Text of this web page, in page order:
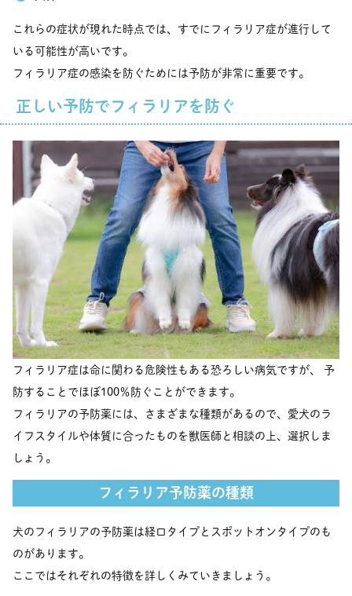
これらの症状が現れた時点では、すでにフィラリア症が進行して
いる可能性が高いです。
フィラリア症の感染を防ぐためには予防が非常に重要です。
正しい予防でフィラリアを防ぐ
フィラリア症は命に関わる危険性もある恐ろしい病気ですが、 予
防することでほぼ100％防ぐことができます。
フィラリアの予防薬には、さまざまな種類があるので、愛犬のラ
イフスタイルや体質に合ったものを獣医師と相談の上、選択しま
しょう。
フィラリア予防薬の種類
犬のフィラリアの予防薬は経口タイプとスポットオンタイプのも
のがあります。
ここではそれぞれの特徴を詳しくみていきましょう。